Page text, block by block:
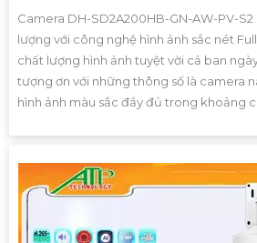
Camera DH-SD2A200HB-GN-AW-PV-
lượng với công nghệ hình ảnh sắc nét
chất lượng hình ảnh tuyệt vời cả ban
tượng ơn với những thông số là camera
hình ảnh màu sắc đầy đủ trong khoảng